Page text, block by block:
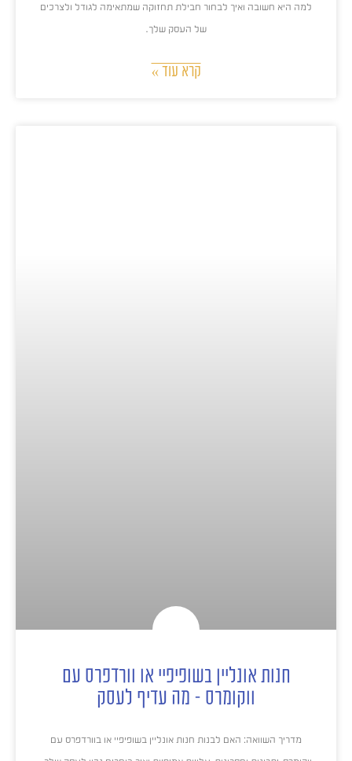
למה היא חשובה ואיך לבחור חבילת תחזוקה שמתאימה לגודל ולצרכים
של העסק שלך.
קרא עוד »
חנות אונליין בשופיפיי או וורדפרס עם
ווקומרס – מה עדיף לעסק
מדריך השוואה: האם לבנות חנות אונליין בשופיפיי או בוורדפרס עם